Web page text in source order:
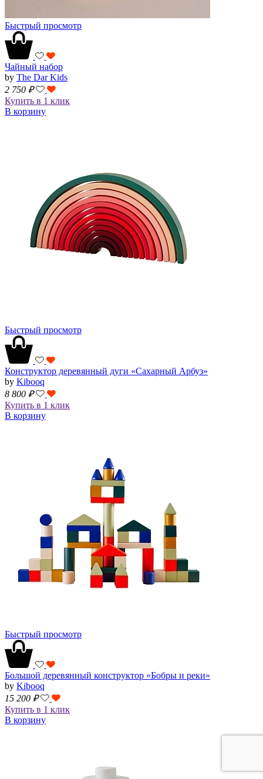
Быстрый просмотр
Чайный набор
by The Dar Kids
2 750 ₽
Купить в 1 клик
В корзину
Быстрый просмотр
Конструктор деревянный дуги «Сахарный Арбуз»
by Kibooq
8 800 ₽
Купить в 1 клик
В корзину
Быстрый просмотр
Большой деревянный конструктор «Бобры и реки»
by Kibooq
15 200 ₽
Купить в 1 клик
В корзину